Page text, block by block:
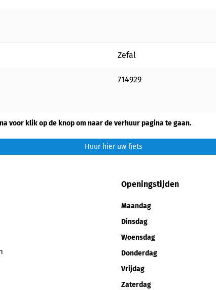
Zefal
714929
voor klik op de knop om naar de verhuur pagina te gaan.
Huur hier uw fiets
Openingstijden
Maandag
Dinsdag
Woensdag
Donderdag
Vrijdag
Zaterdag